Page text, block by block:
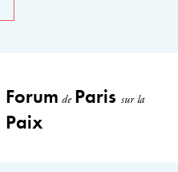
Forum de Parissur la
Paix